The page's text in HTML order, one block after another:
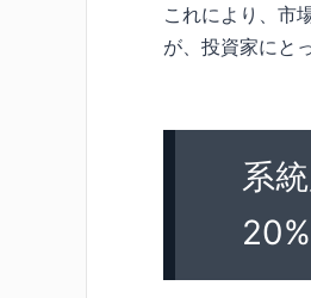
これにより、市
が、投資家にと
系